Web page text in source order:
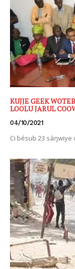
KUJJE GEEK
LOOLU JARUL
04/10/2021
Ci bésub 23 sàŋwiye